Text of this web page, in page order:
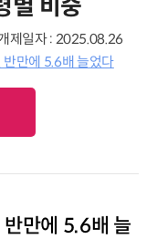
별 비중
제일자 : 2025.08.26
만에 5.6배 늘었다
만에 5.6배 늘